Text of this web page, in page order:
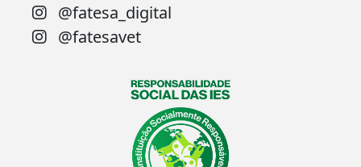
@fatesa_digital
@fatesavet